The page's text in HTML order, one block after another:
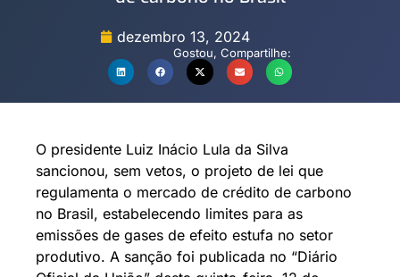
dezembro 13, 2024
Gostou, Compartilhe:
O presidente Luiz Inácio Lula da Silva
sancionou, sem vetos, o projeto de lei que
regulamenta o mercado de crédito de carbono
no Brasil, estabelecendo limites para as
emissões de gases de efeito estufa no setor
produtivo. A sanção foi publicada no “Diário